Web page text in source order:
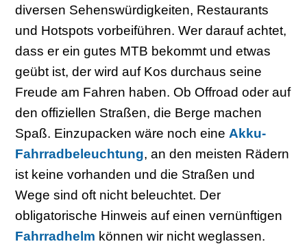
diversen Sehenswürdigkeiten, Restaurants
und Hotspots vorbeiführen. Wer darauf achtet,
dass er ein gutes MTB bekommt und etwas
geübt ist, der wird auf Kos durchaus seine
Freude am Fahren haben. Ob Offroad oder auf
den offiziellen Straßen, die Berge machen
Spaß. Einzupacken wäre noch eine Akku-
Fahrradbeleuchtung, an den meisten Rädern
ist keine vorhanden und die Straßen und
Wege sind oft nicht beleuchtet. Der
obligatorische Hinweis auf einen vernünftigen
Fahrradhelm können wir nicht weglassen.